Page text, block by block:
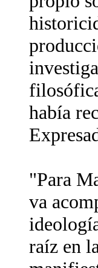
había
"Para
va
raíz en